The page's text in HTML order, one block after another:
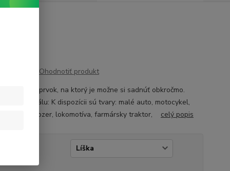
Ohodnotiť produkt
prvok, na ktorý je možne si sadnúť obkročmo.
z materiálu: K dispozícii sú tvary: malé auto, motocykel,
vláčik, buldozer, lokomotíva, farmársky traktor, celý popis